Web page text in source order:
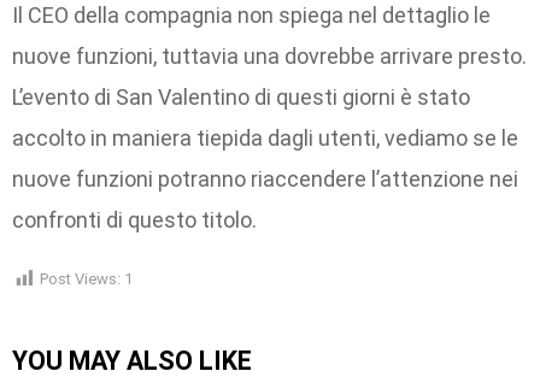
Il CEO della compagnia non spiega nel dettaglio le
nuove funzioni, tuttavia una dovrebbe arrivare presto.
L’evento di San Valentino di questi giorni è stato
accolto in maniera tiepida dagli utenti, vediamo se le
nuove funzioni potranno riaccendere l’attenzione nei
confronti di questo titolo.
Post Views: 1
YOU MAY ALSO LIKE